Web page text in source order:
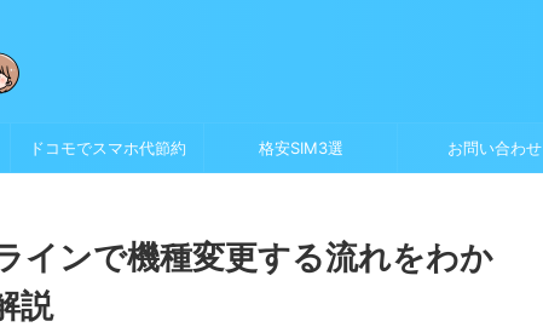
ドコモでスマホ代節約 格安SIM3選 お問い合わせ
インで機種変更する流れをわか
説